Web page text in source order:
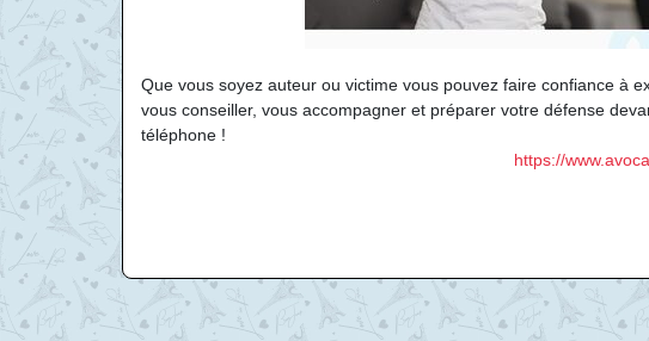
Que vous soyez auteur ou victime vous pouvez faire confiance à
vous conseiller, vous accompagner et préparer votre défense
téléphone !
https://